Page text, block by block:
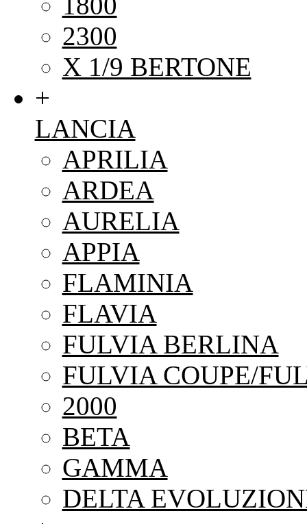
2300
X 1/9 BERTONE
+
LANCIA
APRILIA
ARDEA
AURELIA
APPIA
FLAMINIA
FLAVIA
FULVIA BERLINA
FULVIA COUPE/
2000
BETA
GAMMA
DELTA